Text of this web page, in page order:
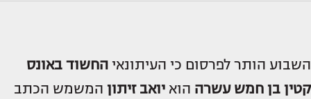
השבוע הותר לפרסום כי העיתונאי החשוד באונס
קטין בן חמש עשרה הוא יואב זיתון המשמש הכתב